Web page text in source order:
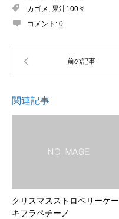
カゴメ , 果汁100％
コメント: 0
関連記事
クリスマスストロベリーケー
キフラペチーノ